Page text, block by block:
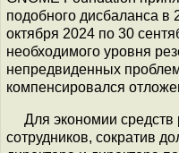
подобного дисбаланса в
октября 2024 по 30
необходимого уровня
непредвиденных
компенсировался
Для экономии
сотрудников, сократив